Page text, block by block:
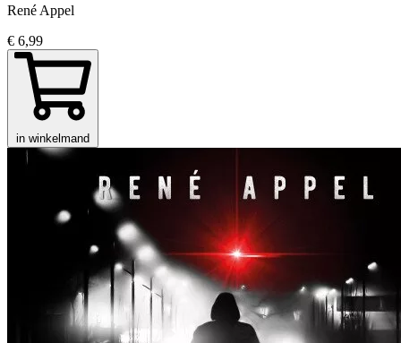
René Appel
€ 6,99
in winkelmand